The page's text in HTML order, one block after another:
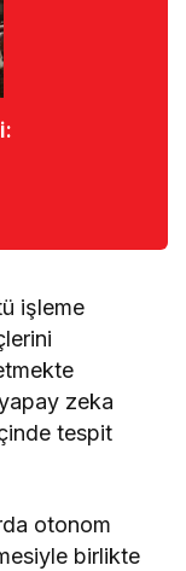
işleme
zeka
tespit
otonom
birlikte